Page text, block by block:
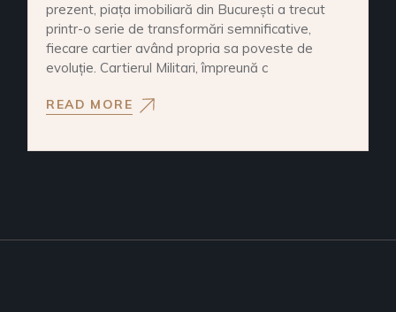
prezent, piața imobiliară din București a trecut
printr-o serie de transformări semnificative,
fiecare cartier având propria sa poveste de
evoluție. Cartierul Militari, împreună c
READ MORE